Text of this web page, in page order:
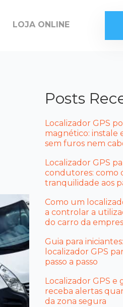
LOJA ONLINE
Posts
Localizador GPS
magnético: instale
sem furos nem
Localizador GPS
condutores: como
tranquilidade aos
Como um
a controlar a
do carro da
Guia para
localizador GPS
passo a passo
Localizador GPS e
receba alertas
da zona segura